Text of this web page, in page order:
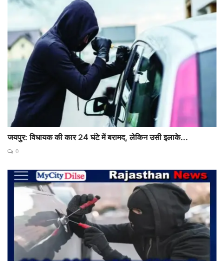
जयपुर: विधायक की कार 24 घंटे में बरामद, लेकिन उसी इलाके...
0